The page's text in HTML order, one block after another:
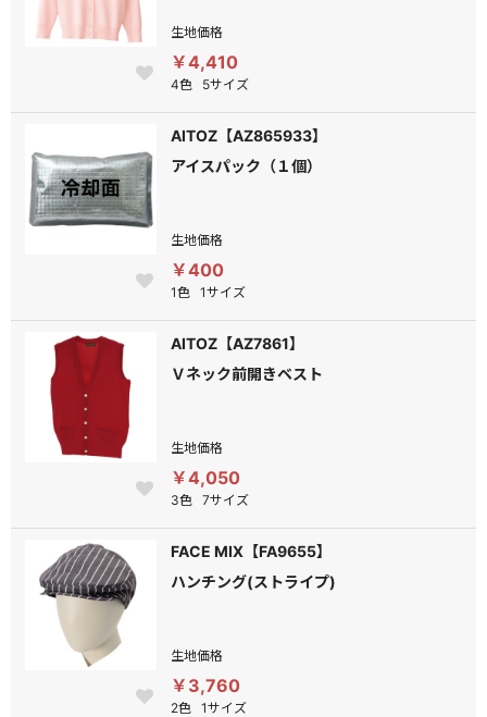
生地価格
￥4,410
4色 5サイズ
AITOZ【AZ865933】
アイスパック（１個）
生地価格
￥400
1色 1サイズ
AITOZ【AZ7861】
Ｖネック前開きベスト
生地価格
￥4,050
3色 7サイズ
FACE MIX【FA9655】
ハンチング(ストライプ)
生地価格
￥3,760
2色 1サイズ